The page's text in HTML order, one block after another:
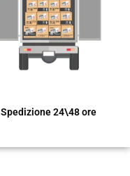
Spedizione 24\48 ore